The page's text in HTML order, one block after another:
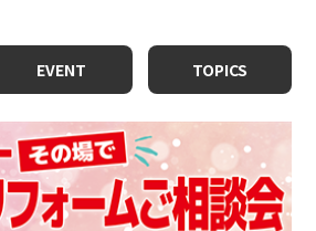
EVENT TOPICS